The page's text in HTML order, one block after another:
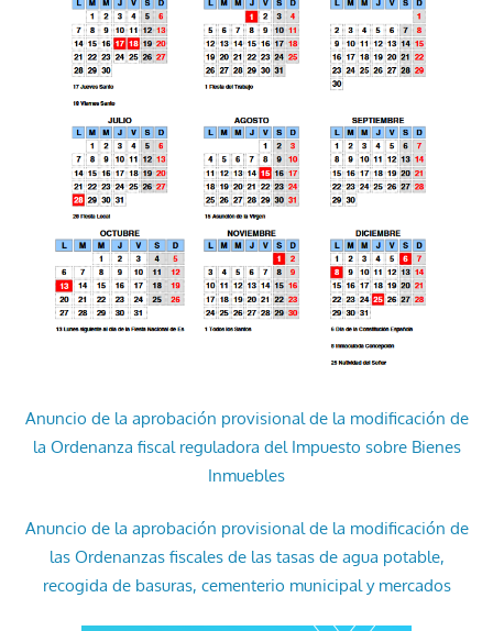
Anuncio de la aprobación provisional de la modificación de
la Ordenanza fiscal reguladora del Impuesto sobre Bienes
Inmuebles
Anuncio de la aprobación provisional de la modificación de
las Ordenanzas fiscales de las tasas de agua potable,
recogida de basuras, cementerio municipal y mercados